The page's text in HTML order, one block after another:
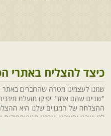
כיצד להצליח באתרי
שמנו לעצמינו מטרה שהחברים באתר
"שניים שהם אחד" יפיקו תועלת
ההצלחה של המנויים שלנו היא
לכן ישבנו וחשבנו ,ערכנו סטטיסטיקות
מיקוד, בחנו התנהגויות ומגמות